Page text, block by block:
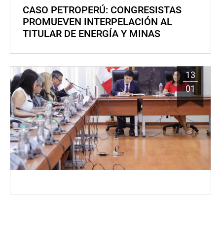
CASO PETROPERÚ: CONGRESISTAS
PROMUEVEN INTERPELACIÓN AL
TITULAR DE ENERGÍA Y MINAS
13
01